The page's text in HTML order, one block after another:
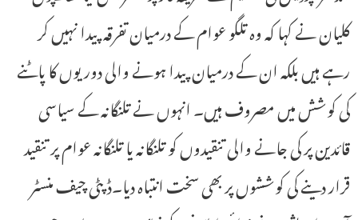
کلیان نے کہا کہ وہ تلگو عوام کے درمیان تفرقہ پیدا نہیں کر
رہے ہیں بلکہ ان کے درمیان پیدا ہونے والی دوریوں کا پاٹنے
کی کوشش میں مصروف ہیں۔ انہوں نے تلنگانہ کے سیاسی
قائدین پر کی جانے والی تنقیدوں کو تلنگانہ یا تلنگانہ عوام پر تنقید
قرار دینے کی کوششوں پر بھی سخت انتباہ دیا۔ڈپٹی چیف منسٹر